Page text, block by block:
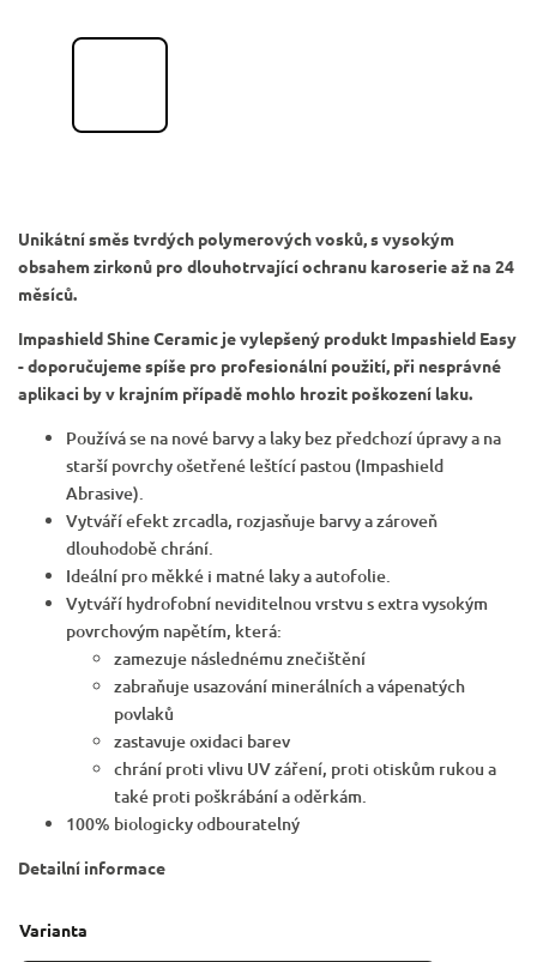
Unikátní směs tvrdých polymerových vosků, s vysokým
obsahem zirkonů pro dlouhotrvající ochranu karoserie až na 24
měsíců.
Impashield Shine Ceramic je vylepšený produkt Impashield Easy
- doporučujeme spíše pro profesionální použití, při nesprávné
aplikaci by v krajním případě mohlo hrozit poškození laku.
Používá se na nové barvy a laky bez předchozí úpravya na
starší povrchy ošetřené leštící pastou (Impashield
Abrasive).
Vytváří efekt zrcadla, rozjasňuje barvy a zároveň
dlouhodobě chrání.
Ideální pro měkké i matné laky a autofolie.
Vytváří hydrofobní neviditelnou vrstvu s extra vysokým
povrchovým napětím, která:
zamezuje následnému znečištění
zabraňuje usazování minerálních a vápenatých
povlaků
zastavuje oxidaci barev
chrání proti vlivu UV záření, proti otiskům rukou a
také proti poškrábání a oděrkám.
100% biologicky odbouratelný
Detailní informace
Varianta